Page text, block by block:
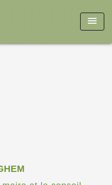
menu